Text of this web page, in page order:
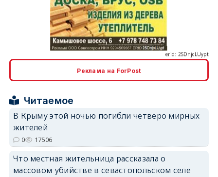
erid: 2SDnjdPjgYS
Реклама на ForPost
Читаемое
В Крыму этой ночью погибли четверо мирных
жителей
0 17506
Что местная жительница рассказала о
массовом убийстве в севастопольском селе